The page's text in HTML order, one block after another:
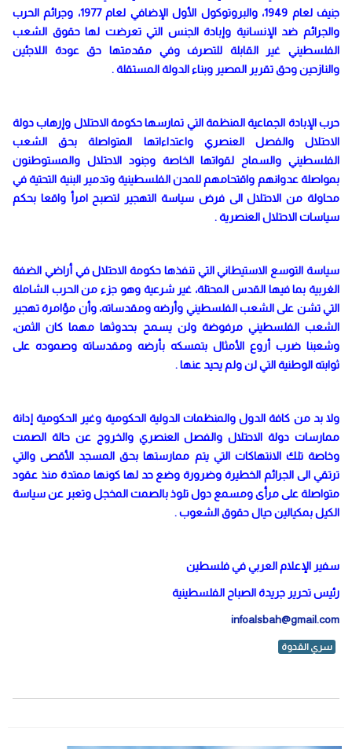
جنيف لعام 1949، والبروتوكول الأول الإضافي لعام 1977، وجرائم الحرب
والجرائم ضد الإنسانية وإبادة الجنس التي تعرضت لها حقوق الشعب
الفلسطيني غير القابلة للتصرف وفي مقدمتها حق عودة اللاجئين
والنازحين وحق تقرير المصير وبناء الدولة المستقلة .
حرب الإبادة الجماعية المنظمة التي تمارسها حكومة الاحتلال وإرهاب دولة
الاحتلال والفصل العنصري واعتداءاتها المتواصلة بحق الشعب
الفلسطيني والسماح لقواتها الخاصة وجنود الاحتلال والمستوطنون
بمواصلة عدوانهم واقتحامهم للمدن الفلسطينية وتدمير البنية التحتية في
محاولة من الاحتلال الى فرض سياسة التهجير لتصبح امرأ واقعا بحكم
سياسات الاحتلال العنصرية .
سياسة التوسع الاستيطاني التي تنفذها حكومة الاحتلال في أراضي الضفة
الغربية بما فيها القدس المحتلة، غير شرعية وهو جزء من الحرب الشاملة
التي تشن على الشعب الفلسطيني وأرضه ومقدساته، وأن مؤامرة تهجير
الشعب الفلسطيني مرفوضة ولن يسمح بحدوثها مهما كان الثمن،
وشعبنا ضرب أروع الأمثال بتمسكه بأرضه ومقدساته وصموده على
ثوابته الوطنية التي لن ولم يحيد عنها .
ولا بد من كافة الدول والمنظمات الدولية الحكومية وغير الحكومية إدانة
ممارسات دولة الاحتلال والفصل العنصري والخروج عن حالة الصمت
وخاصة تلك الانتهاكات التي يتم ممارستها بحق المسجد الأقصى والتي
ترتقي الى الجرائم الخطيرة وضرورة وضع حد لها كونها ممتدة منذ عقود
متواصلة على مرأى ومسمع دول تلوذ بالصمت المخجل وتعبر عن سياسة
الكيل بمكيالين حيال حقوق الشعوب .
سفير الإعلام العربي في فلسطين
رئيس تحرير جريدة الصباح الفلسطينية
infoalsbah@gmail.com
سري القدوة